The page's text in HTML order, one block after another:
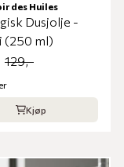
des Huiles
Dusjolje -
(250 ml)
129,-
Kjøp